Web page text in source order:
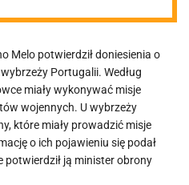
Melo potwierdził doniesienia o
Portugalii. Według
miały wykonywać misje
wojennych. U wybrzeży
które miały prowadzić misje
o ich pojawieniu się podał
potwierdził ją minister obrony